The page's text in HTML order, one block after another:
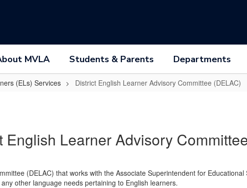
MVLA Students & Parents Departments
(ELs) Services District English Learner Advisory Committee (DELAC)
English Learner Advisory
(DELAC) that works with the Associate Superintendent for
other language needs pertaining to English learners.